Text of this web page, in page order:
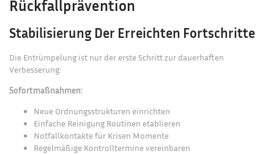
Rückfallprävention
Stabilisierung Der Erreichten Fortschritte
Die Entrümpelung ist nur der erste Schritt zur dauerhaften
Verbesserung:
Sofortmaßnahmen:
Neue Ordnungsstrukturen einrichten
Einfache Reinigung Routinen etablieren
Notfallkontakte für Krisen Momente
Regelmäßige Kontrolltermine vereinbaren